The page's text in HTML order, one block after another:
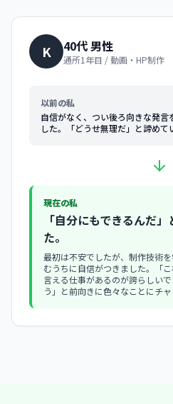
K 40代 男性
通所1年目 / 動画・HP制作
以前の私
自信がなく、つい後ろ向きな発言
した。「どうせ無理だ」と諦めて
現在の私
「自分にもできるんだ
た。
最初は不安でしたが、制作技術
むうちに自信がつきました。「
言える仕事があるのが誇らしい
う」と前向きに色々なことにチャ